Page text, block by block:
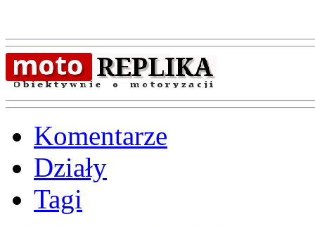
Komentarze
Działy
Tagi